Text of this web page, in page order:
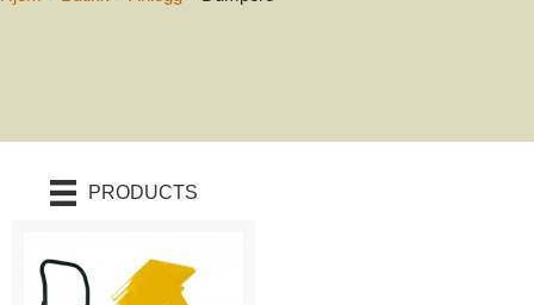
PRODUCTS